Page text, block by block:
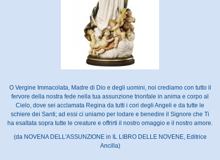
O Vergine Immacolata, Madre di Dio e degli uomini, noi crediamo con tutto il
fervore della nostra fede nella tua assunzione trionfale in anima e corpo al
Cielo, dove sei acclamata Regina da tutti i cori degli Angeli e da tutte le
schiere dei Santi; ad essi ci uniamo per lodare e benedire il Signore che Ti
ha esaltata sopra tutte le creature e offrirti il nostro omaggio e il nostro amore.
(da NOVENA DELL'ASSUNZIONE in IL LIBRO DELLE NOVENE, Editrice
Ancilla)